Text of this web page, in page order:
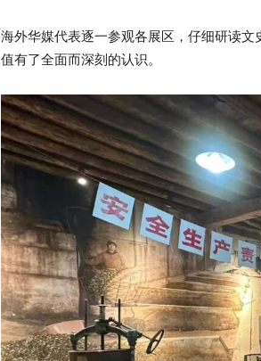
海外华媒代表逐一参观各展区，仔细研读
值有了全面而深刻的认识。